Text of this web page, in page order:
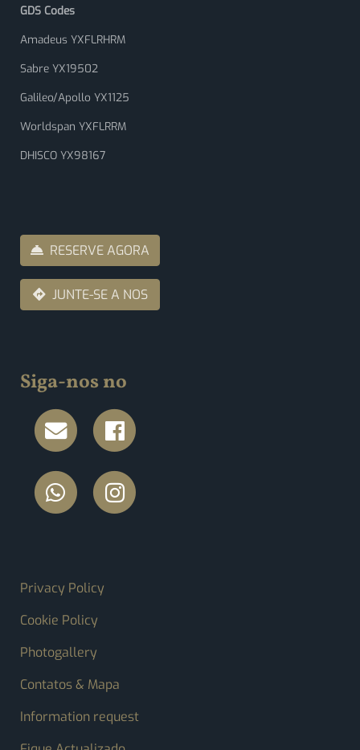
GDS Codes
Amadeus YXFLRHRM
Sabre YX19502
Galileo/Apollo YX1125
Worldspan YXFLRRM
DHISCO YX98167
RESERVE AGORA
JUNTE-SE A NOS
Siga-nos no
FOOTER MENU
Privacy Policy
Cookie Policy
Photogallery
Contatos & Mapa
Information request